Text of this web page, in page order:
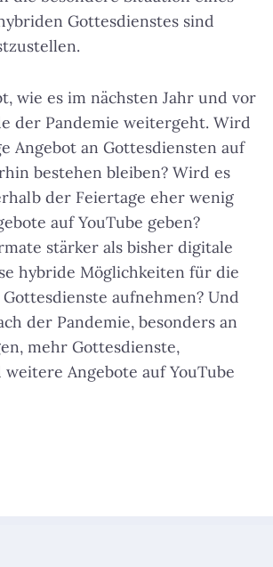
Gottesdienstes sind
.
wie es im nächsten Jahr und vor
der Pandemie weitergeht. Wird
Angebot an Gottesdiensten auf
bestehen bleiben? Wird es
der Feiertage eher wenig
auf YouTube geben?
stärker als bisher digitale
hybride Möglichkeiten für die
aufnehmen? Und
der Pandemie, besonders an
mehr Gottesdienste,
Angebote auf YouTube